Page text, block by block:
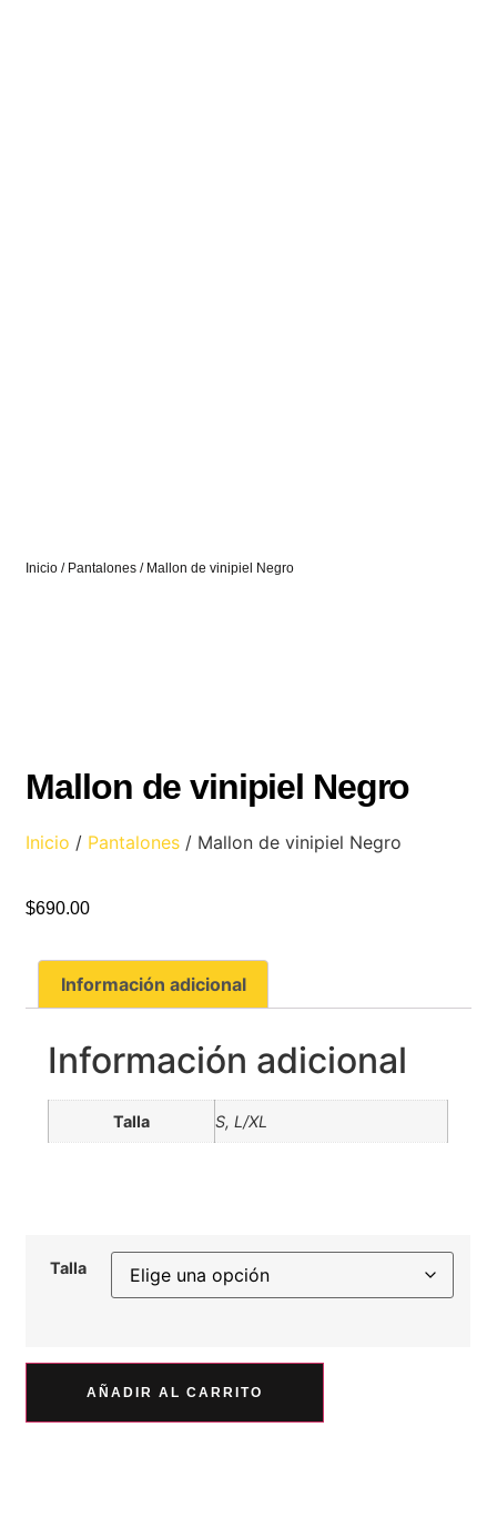
Inicio / Pantalones / Mallon de vinipiel Negro
Mallon de vinipiel Negro
Inicio / Pantalones / Mallon de vinipiel Negro
$690.00
Información adicional
Información adicional
Talla S, L/XL
Talla
AÑADIR AL CARRITO